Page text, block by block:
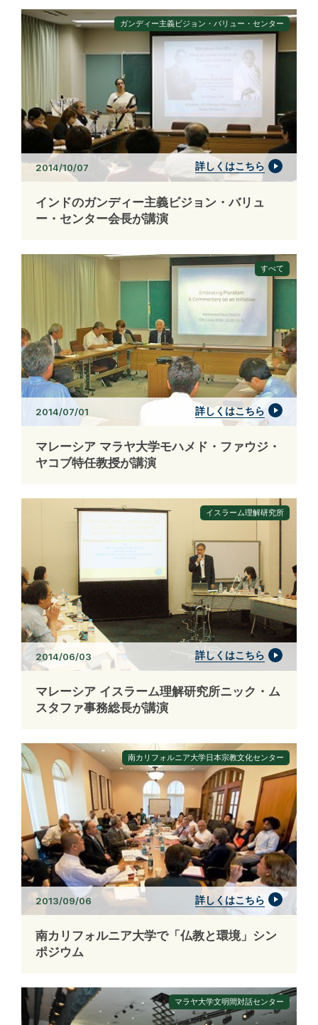
ガンディー主義ビジョン・バリュー・センター
2014/10/07 詳しくはこちら
インドのガンディー主義ビジョン・バリュ
ー・センター会長が講演
すべて
2014/07/01 詳しくはこちら
マレーシア マラヤ大学モハメド・ファウジ・
ヤコブ特任教授が講演
イスラーム理解研究所
2014/06/03 詳しくはこちら
マレーシア イスラーム理解研究所ニック・ム
スタファ事務総長が講演
南カリフォルニア大学日本宗教文化センター
2013/09/06 詳しくはこちら
南カリフォルニア大学で「仏教と環境」シン
ポジウム
マラヤ大学文明間対話センター